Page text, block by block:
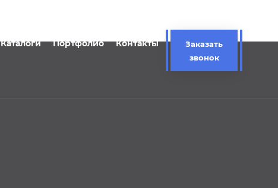
Каталоги Портфолио Контакты
Заказать
звонок